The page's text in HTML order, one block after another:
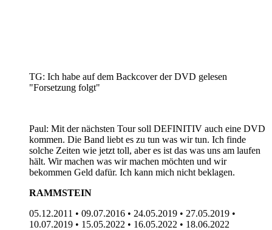
TG: Ich habe auf dem Backcover der DVD gelesen
"Forsetzung folgt"
Paul: Mit der nächsten Tour soll DEFINITIV auch eine DVD
kommen. Die Band liebt es zu tun was wir tun. Ich finde
solche Zeiten wie jetzt toll, aber es ist das was uns am laufen
hält. Wir machen was wir machen möchten und wir
bekommen Geld dafür. Ich kann mich nicht beklagen.
RAMMSTEIN
05.12.2011 • 09.07.2016 • 24.05.2019 • 27.05.2019 •
10.07.2019 • 15.05.2022 • 16.05.2022 • 18.06.2022